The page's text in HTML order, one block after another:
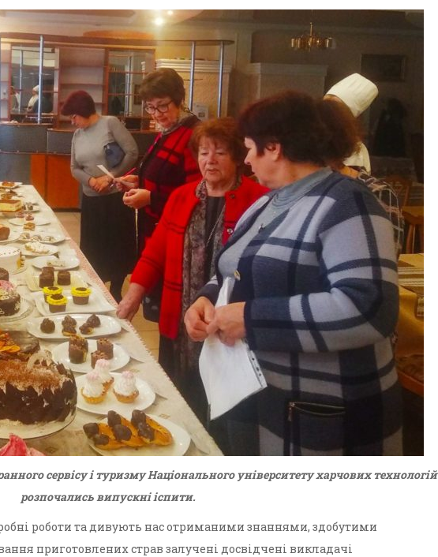
сервісу і туризму Національного університету харчових технологій
розпочались випускні іспити.
роботи та дивують нас отриманими знаннями, здобутими
приготовлених страв залучені досвідчені викладачі